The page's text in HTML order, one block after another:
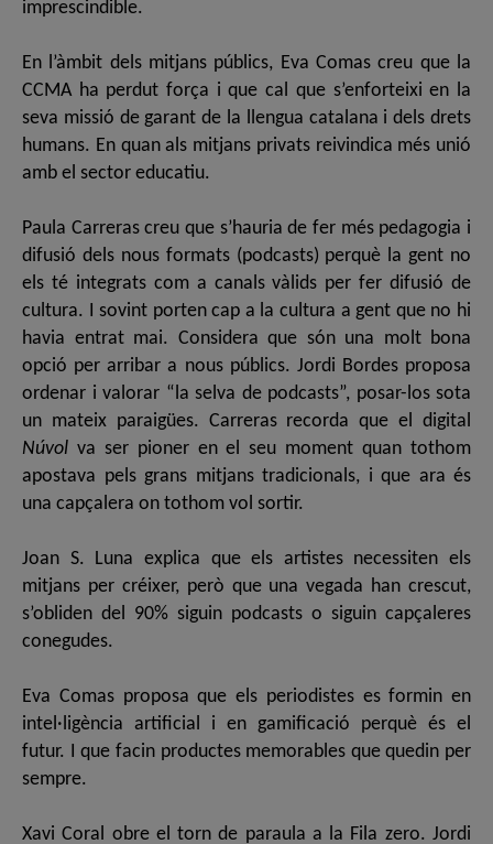
imprescindible.
En l’àmbit dels mitjans públics, Eva Comas creu que la
CCMA ha perdut força i que cal que s’enforteixi en la
seva missió de garant de la llengua catalana i dels drets
humans. En quan als mitjans privats reivindica més unió
amb el sector educatiu.
Paula Carreras creu que s’hauria de fer més pedagogia i
difusió dels nous formats (podcasts) perquè la gent no
els té integrats com a canals vàlids per fer difusió de
cultura. I sovint porten cap a la cultura a gent que no hi
havia entrat mai. Considera que són una molt bona
opció per arribar a nous públics. Jordi Bordes proposa
ordenar i valorar “la selva de podcasts”, posar-los sota
un mateix paraigües. Carreras recorda que el digital
Núvol va ser pioner en el seu moment quan tothom
apostava pels grans mitjans tradicionals, i que ara és
una capçalera on tothom vol sortir.
Joan S. Luna explica que els artistes necessiten els
mitjans per créixer, però que una vegada han crescut,
s’obliden del 90% siguin podcasts o siguin capçaleres
conegudes.
Eva Comas proposa que els periodistes es formin en
intel·ligència artificial i en gamificació perquè és el
futur. I que facin productes memorables que quedin per
sempre.
Xavi Coral obre el torn de paraula a la Fila zero. Jordi